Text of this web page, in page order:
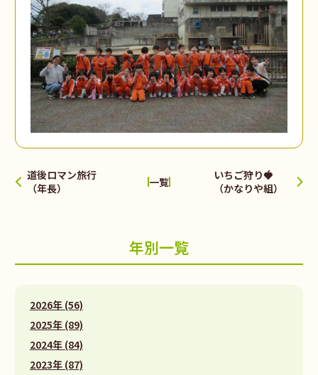
道後ロマン旅行
（年長）
一覧
いちご狩り🍓
（かなりや組）
年別一覧
2026年 (56)
2025年 (89)
2024年 (84)
2023年 (87)